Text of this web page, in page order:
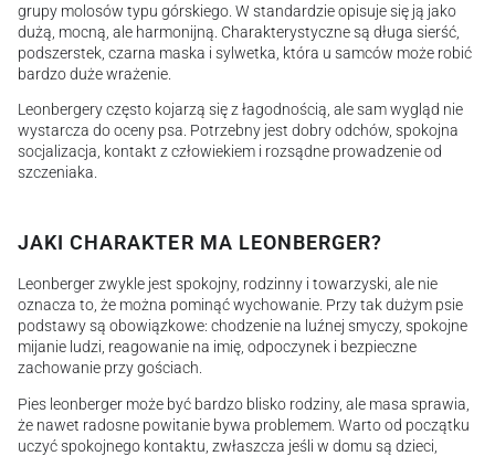
grupy molosów typu górskiego. W standardzie opisuje się ją jako
dużą, mocną, ale harmonijną. Charakterystyczne są długa sierść,
podszerstek, czarna maska i sylwetka, która u samców może robić
bardzo duże wrażenie.
Leonbergery często kojarzą się z łagodnością, ale sam wygląd nie
wystarcza do oceny psa. Potrzebny jest dobry odchów, spokojna
socjalizacja, kontakt z człowiekiem i rozsądne prowadzenie od
szczeniaka.
JAKI CHARAKTER MA LEONBERGER?
Leonberger zwykle jest spokojny, rodzinny i towarzyski, ale nie
oznacza to, że można pominąć wychowanie. Przy tak dużym psie
podstawy są obowiązkowe: chodzenie na luźnej smyczy, spokojne
mijanie ludzi, reagowanie na imię, odpoczynek i bezpieczne
zachowanie przy gościach.
Pies leonberger może być bardzo blisko rodziny, ale masa sprawia,
że nawet radosne powitanie bywa problemem. Warto od początku
uczyć spokojnego kontaktu, zwłaszcza jeśli w domu są dzieci,